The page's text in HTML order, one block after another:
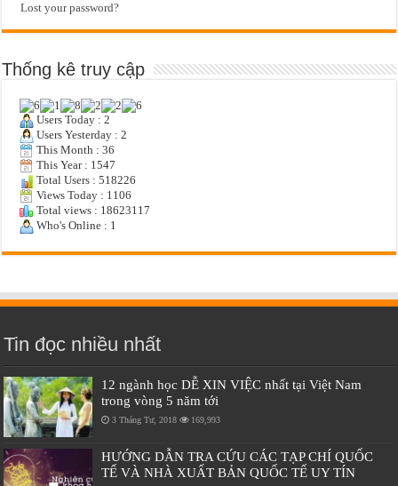
Lost your password?
Thống kê truy cập
Users Today : 2
Users Yesterday : 2
This Month : 36
This Year : 1547
Total Users : 518226
Views Today : 1106
Total views : 18623117
Who's Online : 1
Tin đọc nhiều nhất
12 ngành học DỄ XIN VIỆC nhất tại Việt Nam
trong vòng 5 năm tới
3 Tháng Tư, 2018 169,993
HƯỚNG DẪN TRA CỨU CÁC TẠP CHÍ QUỐC
TẾ VÀ NHÀ XUẤT BẢN QUỐC TẾ UY TÍN